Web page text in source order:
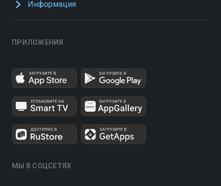
Информация
ПРИЛОЖЕНИЯ
МЫ В СОЦСЕТЯХ